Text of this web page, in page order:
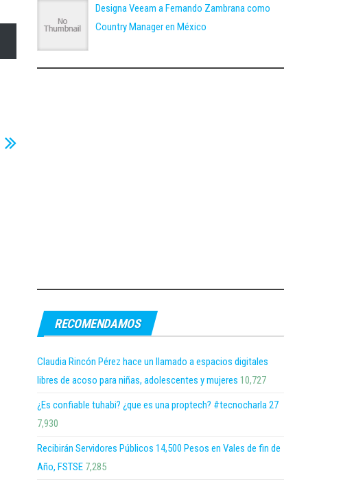
Designa Veeam a Fernando Zambrana como
Country Manager en México
RECOMENDAMOS
Claudia Rincón Pérez hace un llamado a espacios digitales
libres de acoso para niñas, adolescentes y mujeres 10,727
¿Es confiable tuhabi? ¿que es una proptech? #tecnocharla 27
7,930
Recibirán Servidores Públicos 14,500 Pesos en Vales de fin de
Año, FSTSE 7,285